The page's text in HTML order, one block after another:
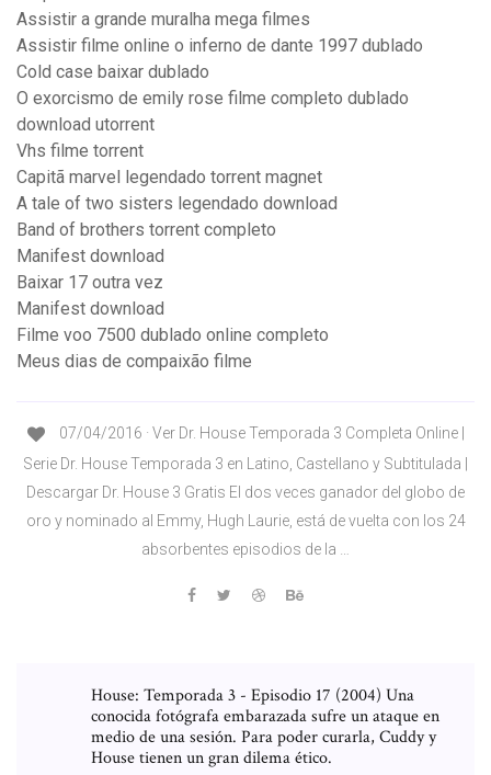
Assistir a grande muralha mega filmes
Assistir filme online o inferno de dante 1997 dublado
Cold case baixar dublado
O exorcismo de emily rose filme completo dublado
download utorrent
Vhs filme torrent
Capitã marvel legendado torrent magnet
A tale of two sisters legendado download
Band of brothers torrent completo
Manifest download
Baixar 17 outra vez
Manifest download
Filme voo 7500 dublado online completo
Meus dias de compaixão filme
07/04/2016 · Ver Dr. House Temporada 3 Completa Online |
Serie Dr. House Temporada 3 en Latino, Castellano y Subtitulada |
Descargar Dr. House 3 Gratis El dos veces ganador del globo de
oro y nominado al Emmy, Hugh Laurie, está de vuelta con los 24
absorbentes episodios de la …
House: Temporada 3 - Episodio 17 (2004) Una
conocida fotógrafa embarazada sufre un ataque en
medio de una sesión. Para poder curarla, Cuddy y
House tienen un gran dilema ético.